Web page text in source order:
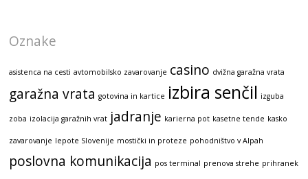
Oznake
asistenca na cesti avtomobilsko zavarovanje casino dvižna garažna vrata
garažna vrata gotovina in kartice izbira senčil izguba
zoba izolacija garažnih vrat jadranje karierna pot kasetne tende kasko
zavarovanje lepote Slovenije mostički in proteze pohodništvo v Alpah
poslovna komunikacija pos terminal prenova strehe prihranek